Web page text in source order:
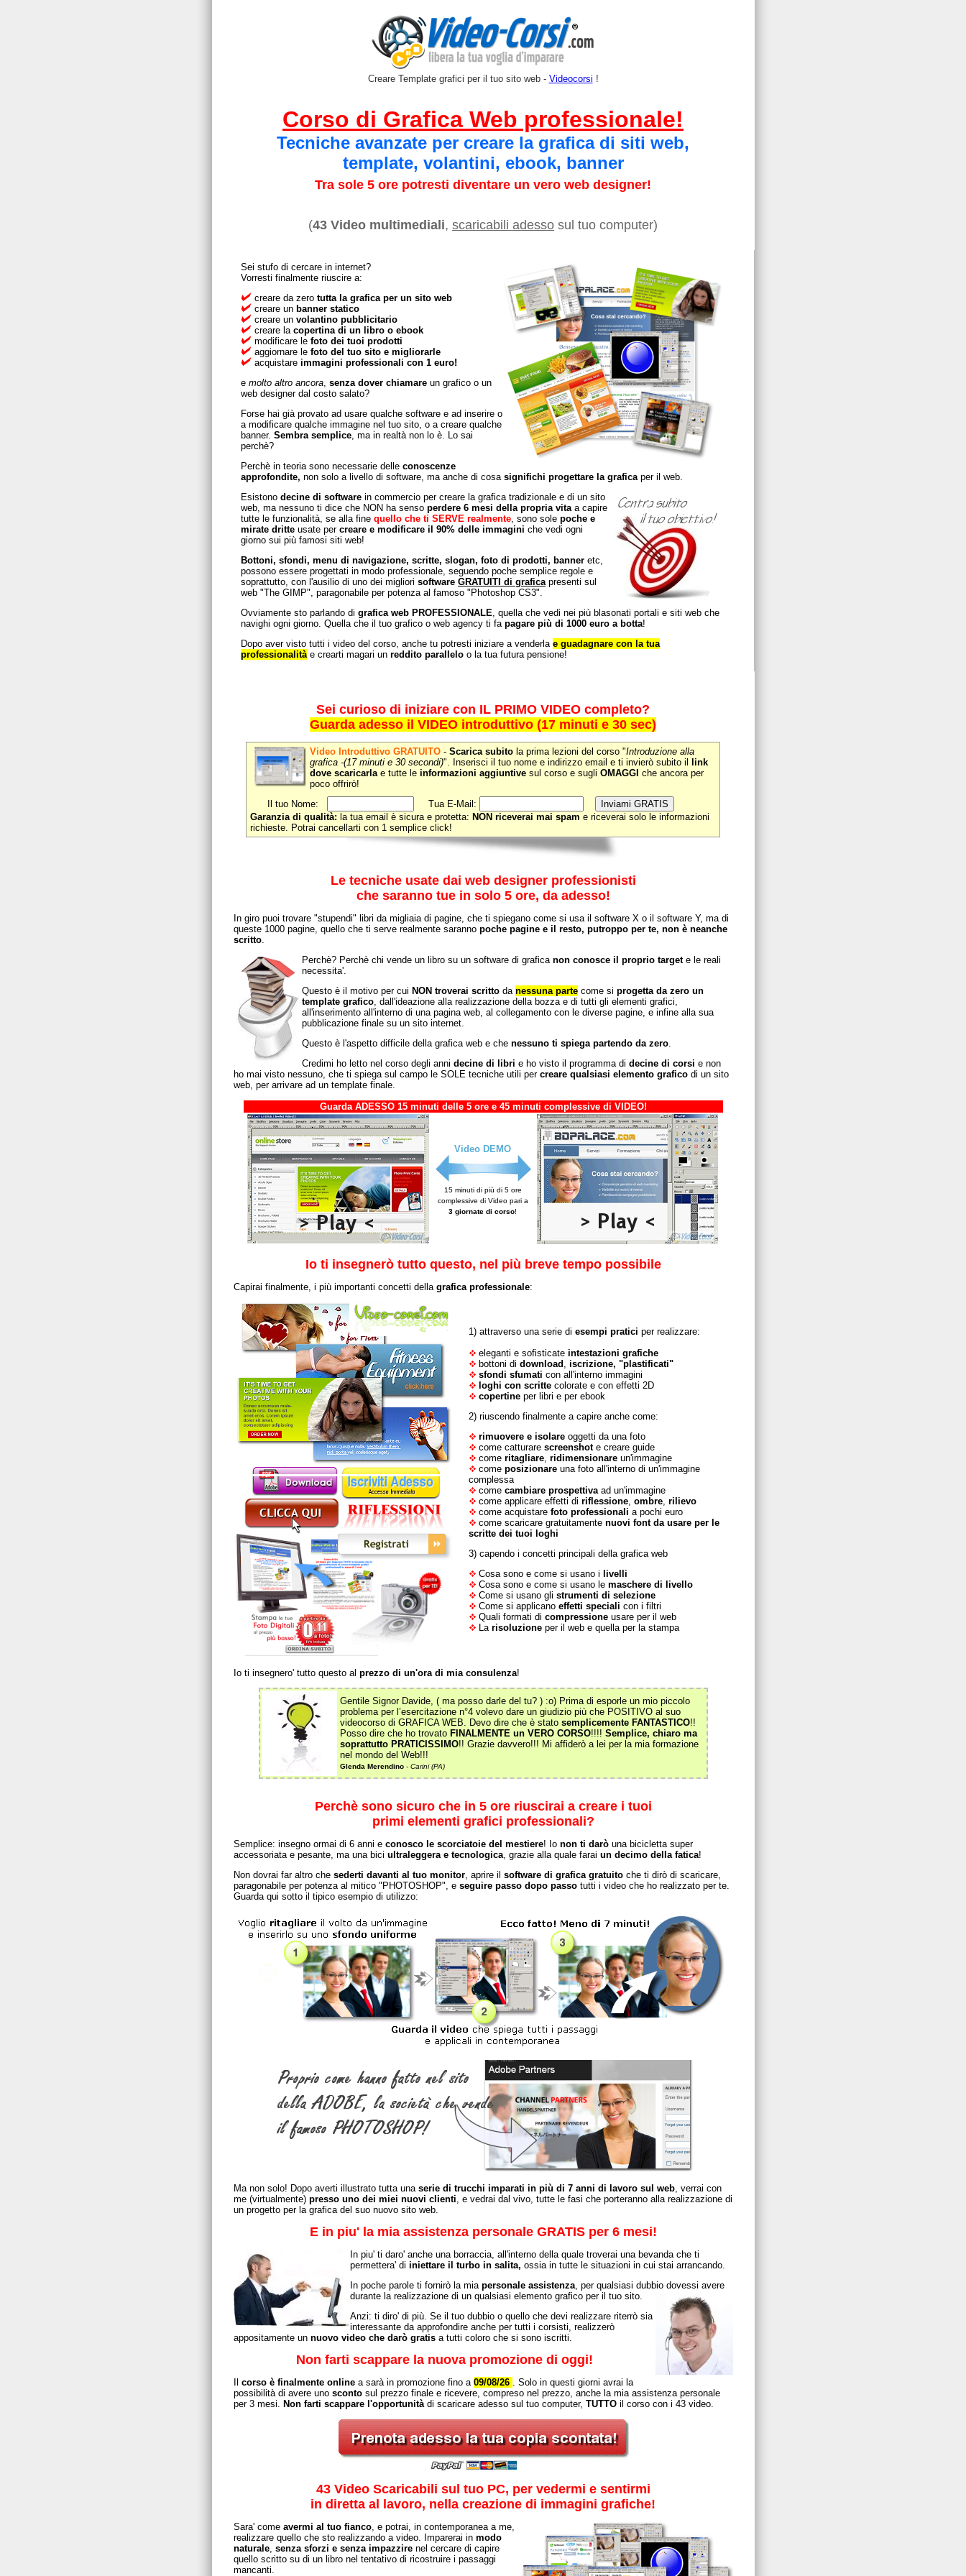
Creare Template grafici per il tuo sito web - Videocorsi !
Corso di Grafica Web professionale!
Tecniche avanzate per creare la grafica di siti web,
template, volantini, ebook, banner
Tra sole 5 ore potresti diventare un vero web designer!
(43 Video multimediali, scaricabili adesso sul tuo computer)
Sei stufo di cercare in internet?
Vorresti finalmente riuscire a:
creare da zero tutta la grafica per un sito web
creare un banner statico
creare un volantino pubblicitario
creare lacopertina di un libro o ebook
modificare le foto dei tuoi prodotti
aggiornare le foto del tuo sito e migliorarle
acquistare immagini professionali con 1 euro!
e molto altro ancora, senza dover chiamare un grafico o un
web designer dal costo salato?
Forse hai già provato ad usare qualche software e ad inserire o
a modificare qualche immagine nel tuo sito, o a creare qualche
banner. Sembra semplice, ma in realtà non lo è. Lo sai
perchè?
Perchè in teoria sono necessarie delle conoscenze
approfondite, non solo a livello di software, ma anche di cosa significhi progettare la graficaper il web.
Esistono decine di software in commercio per creare la grafica tradizionale e di un sito
web, ma nessuno ti dice che NON ha senso perdere 6 mesi della propria vitaa capire
tutte le funzionalità, se alla fine quello che ti SERVE realmente, sono sole poche e
mirate dritte usate per creare e modificare il 90% delle immagini che vedi ogni
giorno sui più famosi siti web!
Bottoni, sfondi, menu di navigazione, scritte, slogan, foto di prodotti, banner etc,
possono essere progettati in modo professionale, seguendo poche semplice regole e
soprattutto, con l'ausilio di uno dei migliori software GRATUITI di grafica presenti sul
web "The GIMP", paragonabile per potenza al famoso "Photoshop CS3".
Ovviamente sto parlando di grafica web PROFESSIONALE, quella che vedi nei più blasonati portali e siti web che
navighi ogni giorno. Quella che il tuo grafico o web agency ti fa pagare più di 1000 euro a botta!
Dopo aver visto tutti i video del corso, anche tu potresti iniziare a venderla e guadagnare con la tua
professionalitàe crearti magari un reddito parallelo o la tua futura pensione!
Sei curioso di iniziare con IL PRIMO VIDEO completo?
Guarda adesso il VIDEO introduttivo (17 minuti e 30 sec)
Video Introduttivo GRATUITO - Scarica subito la prima lezioni del corso "Introduzione alla
grafica -(17 minuti e 30 secondi)". Inserisci il tuo nome e indirizzo email e ti invierò subito il
link
dove scaricarlae tutte le informazioni aggiuntive sul corso e sugli OMAGGI che ancora per
poco offrirò!
Il tuo Nome:
Tua E-Mail:
Garanzia di qualità: la tua email è sicura e protetta: NON riceverai mai spam e riceverai solo le informazioni
richieste. Potrai cancellarti con 1 semplice click!
Le tecniche usate dai web designer professionisti
che saranno tue in solo 5 ore, da adesso!
In giro puoi trovare "stupendi" libri da migliaia di pagine, che ti spiegano come si usa il software X o il software Y, ma di
queste 1000 pagine, quello che ti serve realmente saranno poche pagine e il resto, putroppo per te, non è neanche
scritto.
Perchè? Perchè chi vende un libro su un software di grafica non conosce il proprio targete le reali
necessita'.
Questo è il motivo per cui NON troverai scrittoda nessuna partecome si progetta da zero un
template grafico, dall'ideazione alla realizzazione della bozza e di tutti gli elementi grafici,
all'inserimento all'interno di una pagina web, al collegamento con le diverse pagine, e infine alla sua
pubblicazione finale su un sito internet.
Questo è l'aspetto difficile della grafica web e che nessuno ti spiega partendo da zero.
Credimi ho letto nel corso degli anni decine di libri e ho visto il programma di decine di corsi e non
ho mai visto nessuno, che ti spiega sul campo le SOLE tecniche utili per creare qualsiasi elemento graficodi un sito
web, per arrivare ad un template finale.
Guarda ADESSO 15 minuti delle 5 ore e 45 minuti complessive di VIDEO!
Video DEMO
15 minuti di più di 5 ore
complessive di Video pari a
3 giornate di corso!
Io ti insegnerò tutto questo, nel più breve tempo possibile
Capirai finalmente, i più importanti concetti della grafica professionale:
1) attraverso una serie di esempi pratici per realizzare:
eleganti e sofisticateintestazioni grafiche
bottoni di download , iscrizione, "plastificati"
sfondi sfumati con all'interno immagini
loghi con scrittecolorate e con effetti 2D
copertineper libri e per ebook
2) riuscendo finalmente a capire anche come:
rimuovere e isolareoggetti da una foto
come catturare screenshote creare guide
come ritagliare, ridimensionareun'immagine
come posizionareuna foto all'interno di un'immagine
complessa
come cambiare prospettivaad un'immagine
come applicare effetti di riflessione, ombre, rilievo
come acquistare foto professionali a pochi euro
come scaricare gratuitamente nuovi font da usare per le
scritte dei tuoi loghi
3) capendo i concetti principali della grafica web
Cosa sono e come si usano i livelli
Cosa sono e come si usano le maschere di livello
Come si usano gli strumenti di selezione
Come si applicano effetti speciali con i filtri
Quali formati di compressioneusare per il web
La risoluzioneper il web e quella per la stampa
Io ti insegnero' tutto questo al prezzo di un'ora di mia consulenza!
Gentile Signor Davide, ( ma posso darle del tu? ) :o) Prima di esporle un mio piccolo
problema per l’esercitazione n°4 volevo dare un giudizio più che POSITIVO al suo
videocorso di GRAFICA WEB. Devo dire che è stato semplicemente FANTASTICO!!
Posso dire che ho trovato FINALMENTE un VERO CORSO!!!! Semplice, chiaro ma
soprattutto PRATICISSIMO!! Grazie davvero!!! Mi affiderò a lei per la mia formazione
nel mondo del Web!!!
Glenda Merendino- Carini (PA)
Perchè sono sicuro che in 5 ore riuscirai a creare i tuoi
primi elementi grafici professionali?
Semplice: insegno ormai di 6 anni e conosco le scorciatoie del mestiere! Io non ti daròuna bicicletta super
accessoriata e pesante, ma una bici ultraleggera e tecnologica, grazie alla quale farai un decimo della fatica!
Non dovrai far altro che sederti davanti al tuo monitor, aprire il software di grafica gratuitoche ti dirò di scaricare,
paragonabile per potenza al mitico "PHOTOSHOP", e seguire passo dopo passotutti i video che ho realizzato per te.
Guarda qui sotto il tipico esempio di utilizzo:
Ma non solo! Dopo averti illustrato tutta una serie di trucchi imparati in più di 7 anni di lavoro sul web, verrai con
me (virtualmente) presso uno dei miei nuovi clienti, e vedrai dal vivo, tutte le fasi che porteranno alla realizzazione di
un progetto per la grafica del suo nuovo sito web.
E in piu' la mia assistenza personale GRATIS per 6 mesi!
In piu' ti daro' anche una borraccia, all'interno della quale troverai una bevanda che ti
permettera' di iniettare il turbo in salita, ossia in tutte le situazioni in cui stai arrancando.
In poche parole ti fornirò la mia personale assistenza, per qualsiasi dubbio dovessi avere
durante la realizzazione di un qualsiasi elemento grafico per il tuo sito.
Anzi: ti diro' di più. Se il tuo dubbio o quello che devi realizzare riterrò sia
interessante da approfondire anche per tutti i corsisti, realizzerò
appositamente un nuovo video che darò gratisa tutti coloro che si sono iscritti.
Non farti scappare la nuova promozione di oggi!
corso è finalmente onlinea sarà in promozione fino a 09/08/26 . Solo in questi giorni avrai la
possibilità di avere uno sconto sul prezzo finale e ricevere, compreso nel prezzo, anche la mia assistenza personale
per 3 mesi. Non farti scappare l'opportunitàdi scaricare adesso sul tuo computer, TUTTOil corso con i 43 video.
43 Video Scaricabili sul tuo PC, per vedermi e sentirmi
in diretta al lavoro, nella creazione di immagini grafiche!
Sara' come avermi al tuo fianco, e potrai, in contemporanea a me,
realizzare quello che sto realizzando a video. Imparerai in modo
naturale, senza sforzi e senza impazzirenel cercare di capire
quello scritto su di un libro nel tentativo di ricostruire i passaggi
mancanti.